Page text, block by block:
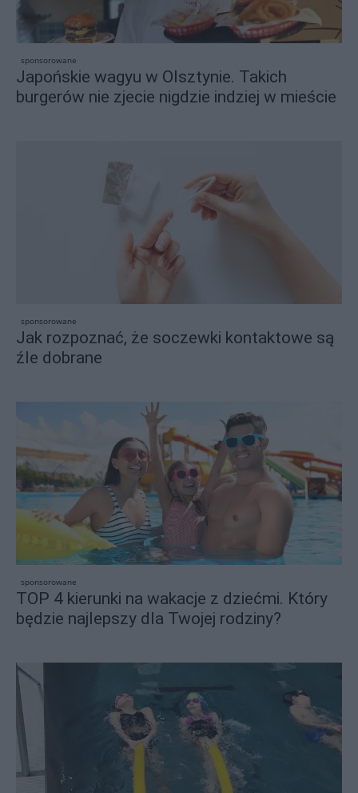
sponsorowane
Japońskie wagyu w Olsztynie. Takich
burgerów nie zjecie nigdzie indziej w mieście
sponsorowane
Jak rozpoznać, że soczewki kontaktowe są
źle dobrane
sponsorowane
TOP 4 kierunki na wakacje z dziećmi. Który
będzie najlepszy dla Twojej rodziny?